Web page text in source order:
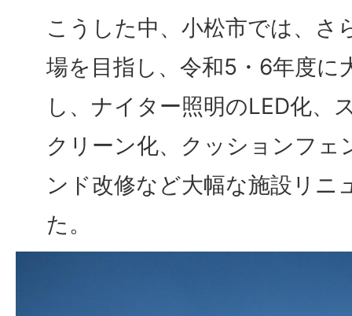
こうした中、小松市では、さ
場を目指し、令和5・6年度に
し、ナイター照明のLED化、
クリーン化、クッションフェ
ンド改修など大幅な施設リニ
た。